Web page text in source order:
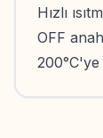
Hızlı
OFF
200°C'ye